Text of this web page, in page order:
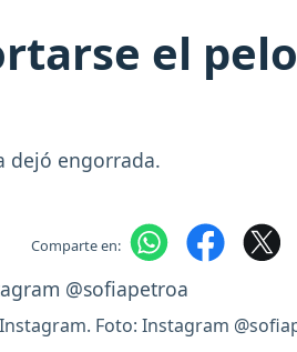
el
dejó engorrada.
Comparte en:
Foto: Instagram